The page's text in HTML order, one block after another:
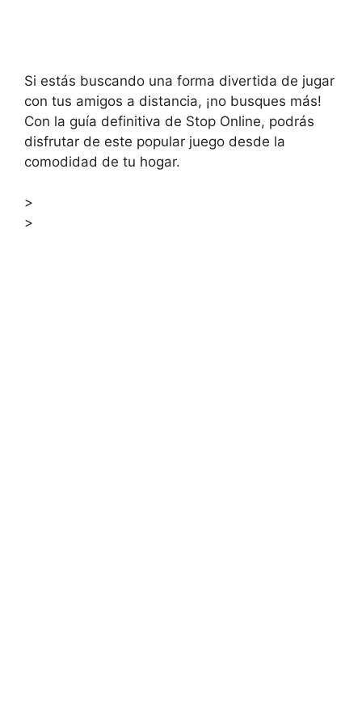
Si estás buscando una forma divertida de jugar
con tus amigos a distancia, ¡no busques más!
Con la guía definitiva de Stop Online, podrás
disfrutar de este popular juego desde la
comodidad de tu hogar.
>
>